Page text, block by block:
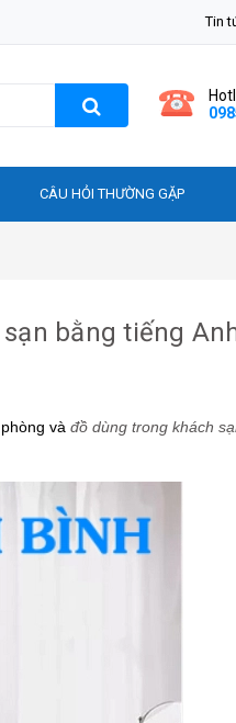
Tin
CÂU HỎI THƯỜNG GẶP
bằng tiếng
và đồ dùng trong khách